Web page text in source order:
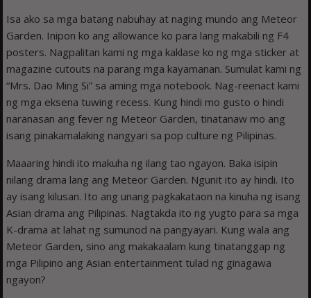
Isa ako sa mga batang nabuhay at naging mundo ang Meteor
Garden. Inipon ko ang allowance ko para lang makabili ng F4
posters. Nagpalitan kami ng mga kaklase ko ng mga sticker at
magazine cutouts na parang mga kayamanan. Sumulat kami ng
“Mrs. Dao Ming Si” sa aming mga notebook. Nag-reenact kami
ng mga eksena tuwing recess. Kung hindi mo gusto o hindi
naranasan ang fever ng Meteor Garden, tinatanaw mo ang
isang pinakamalaking nangyari sa pop culture ng Pilipinas.
Maaaring hindi ito makuha ng ilang tao ngayon. Baka isipin
nilang drama lang ang Meteor Garden. Ngunit ito ay hindi. Ito
ay isang kilusan. Ito ang unang pagkakataon na kinuha ng isang
Asian drama ang Pilipinas. Nagtakda ito ng yugto para sa mga
K-drama at lahat ng sumunod na pangyayari. Kung wala ang
Meteor Garden, sino ang makakaalam kung tinatanggap ng
mga Pilipino ang Asian entertainment tulad ng ginagawa
ngayon?